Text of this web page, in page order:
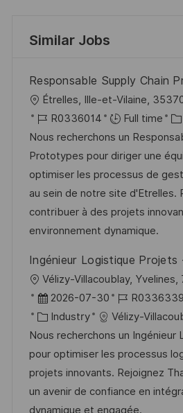
Similar Jobs
Responsable Supply Chain
L
o
c
a
t
i
o
n
Étrelles, Ille-et-Vilaine,
J
o
b
I
d
R0336014 Full time
C
a
t
e
g
o
Nous recherchons un
Prototypes pour diriger une
optimiser les processus de
au sein de notre site d'Etrelles.
contribuer à des projets
environnement dynamique.
Ingénieur Logistique Projets
L
o
c
a
t
i
o
n
Vélizy-Villacoublay, Yvelines,
P
o
s
t
e
d
D
2026-07-30
J
o
b
I
d
R0336339
C
a
t
e
g
o
Industry
Vélizy-
Nous recherchons un Ingénieur
pour optimiser les processus
projets innovants. Rejoignez
un avenir de confiance en
dynamique et engagée.